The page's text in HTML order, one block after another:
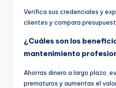
Verifica sus credenciales y
clientes y compara
¿Cuáles son los
mantenimiento
Ahorras dinero a largo plazo,
prematuros y aumentas el